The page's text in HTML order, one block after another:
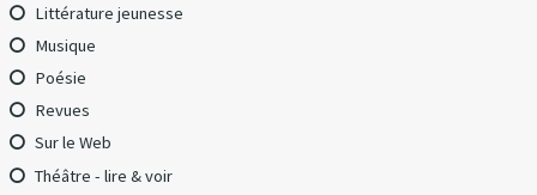
Littérature jeunesse
Musique
Poésie
Revues
Sur le Web
Théâtre - lire & voir